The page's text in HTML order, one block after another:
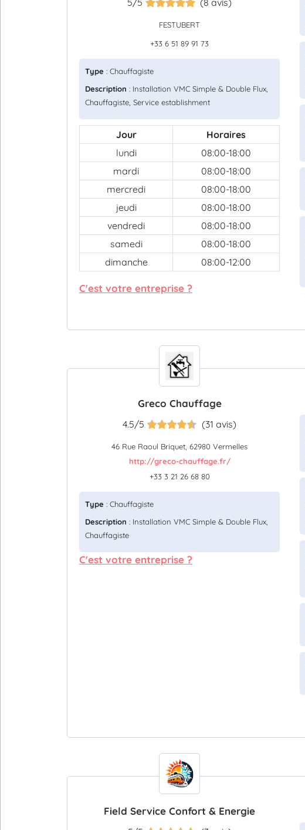
5/5 (8 avis)
FESTUBERT
+33 6 51 89 91 73
Type : Chauffagiste
Description : Installation VMC Simple & Double Flux,
Chauffagiste, Service establishment
Jour
Horaires
lundi
08:00-18:00
mardi
08:00-18:00
mercredi
08:00-18:00
jeudi
08:00-18:00
vendredi
08:00-18:00
samedi
08:00-18:00
dimanche
08:00-12:00
C'est votre entreprise ?
Greco Chauffage
4.5/5 (31 avis)
46 Rue Raoul Briquet, 62980 Vermelles
http://greco-chauffage.fr/
+33 3 21 26 68 80
Type : Chauffagiste
Description : Installation VMC Simple & Double Flux,
Chauffagiste
C'est votre entreprise ?
Field Service Confort & Energie